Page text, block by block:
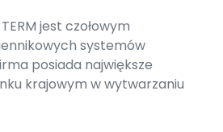
jest czołowym
systemów
posiada największe
krajowym w wytwarzaniu